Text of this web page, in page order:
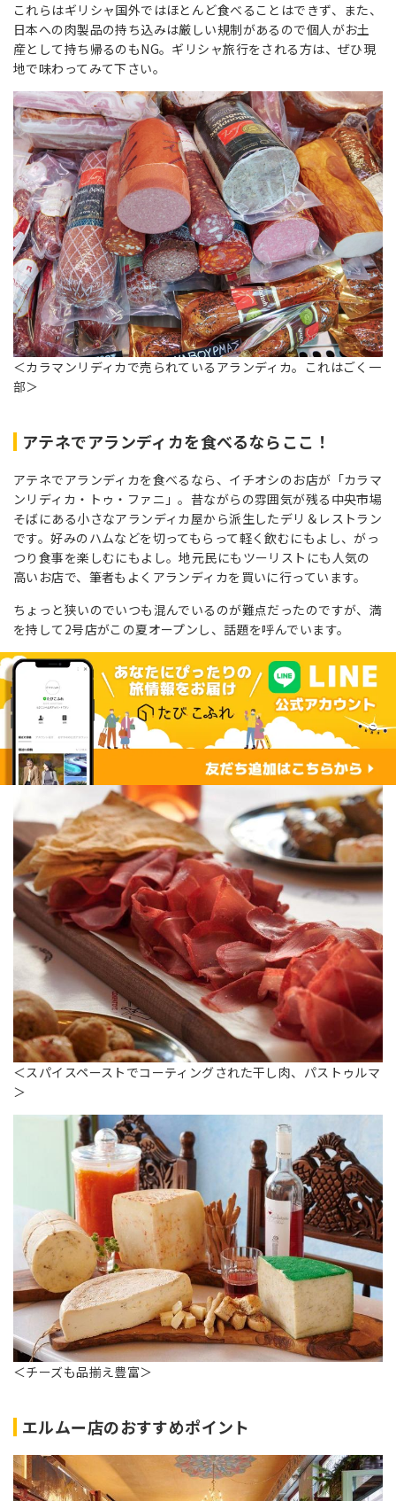
これらはギリシャ国外ではほとんど食べることはできず、また、
日本への肉製品の持ち込みは厳しい規制があるので個人がお土
産として持ち帰るのもNG。ギリシャ旅行をされる方は、ぜひ現
地で味わってみて下さい。
＜カラマンリディカで売られているアランディカ。これはごく一
部＞
アテネでアランディカを食べるならここ！
アテネでアランディカを食べるなら、イチオシのお店が「カラマ
ンリディカ・トゥ・ファニ」。昔ながらの雰囲気が残る中央市場
そばにある小さなアランディカ屋から派生したデリ＆レストラン
です。好みのハムなどを切ってもらって軽く飲むにもよし、がっ
つり食事を楽しむにもよし。地元民にもツーリストにも人気の
高いお店で、筆者もよくアランディカを買いに行っています。
ちょっと狭いのでいつも混んでいるのが難点だったのですが、満
を持して2号店がこの夏オープンし、話題を呼んでいます。
＜スパイスペーストでコーティングされた干し肉、パストゥルマ
＞
＜チーズも品揃え豊富＞
エルムー店のおすすめポイント